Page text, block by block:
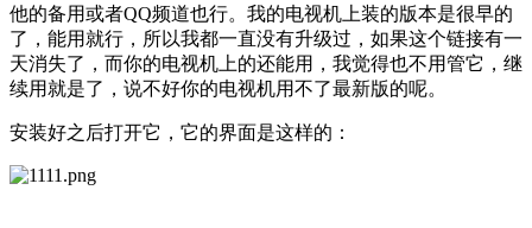
他的备用或者QQ频道也行。我的电视机上装的版本是很早的
了，能用就行，所以我都一直没有升级过，如果这个链接有一
天消失了，而你的电视机上的还能用，我觉得也不用管它，继
续用就是了，说不好你的电视机用不了最新版的呢。
安装好之后打开它，它的界面是这样的：